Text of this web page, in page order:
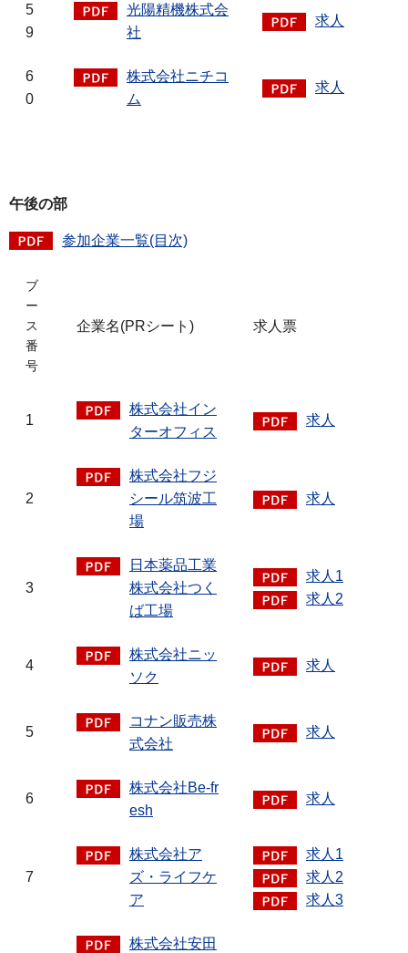
5
9
光陽精機株式会
社
求人
6
0
株式会社ニチコ
ム
求人
午後の部
参加企業一覧(目次)
ブ
ー
ス
番
号
企業名(PRシート) 求人票
1
株式会社イン
ターオフィス
求人
2
株式会社フジ
シール筑波工
場
求人
3
日本薬品工業
株式会社つく
ば工場
求人1
求人2
4
株式会社ニッ
ソク
求人
5
コナン販売株
式会社
求人
6
株式会社Be-fr
esh
求人
7
株式会社ア
ズ・ライフケ
ア
求人1
求人2
求人3
株式会社安田